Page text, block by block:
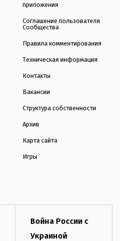
приложения
Соглашение пользователя
Сообщества
Правила комментирования
Техническая информация
Контакты
Вакансии
Структура собственности
Архив
Карта сайта
Игры
Война России с
Украиной